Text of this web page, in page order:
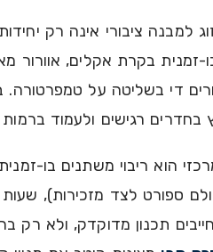
למבנה ציבורי אינה רק
זמנית בקרת אקלים, אוורור
בחדרים רגישים ולעמוד
הוא ריבוי משתנים בו-
ספורט לצד מזכירות),
תכנון מדוקדק, ולא רק